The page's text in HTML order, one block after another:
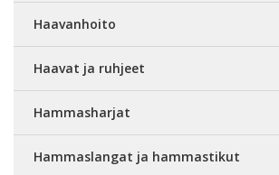
Haavanhoito
Haavat ja ruhjeet
Hammasharjat
Hammaslangat ja hammastikut